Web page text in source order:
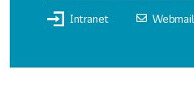
Intranet Webmail